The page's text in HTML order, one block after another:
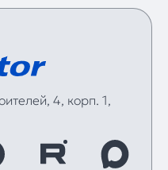
4, корп. 1,